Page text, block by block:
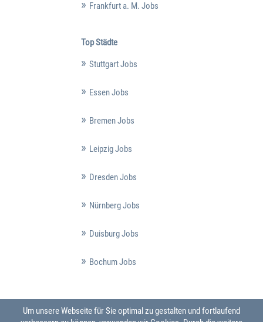
Frankfurt a. M. Jobs
Top Städte
Stuttgart Jobs
Essen Jobs
Bremen Jobs
Leipzig Jobs
Dresden Jobs
Nürnberg Jobs
Duisburg Jobs
Bochum Jobs
Um unsere Webseite für Sie optimal zu gestalten und fortlaufend